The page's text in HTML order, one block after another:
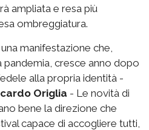
ampliata e resa più
ombreggiatura.
manifestazione che,
cresce anno dopo
alla propria identità -
Origlia - Le novità di
bene la direzione che
capace di accogliere tutti,